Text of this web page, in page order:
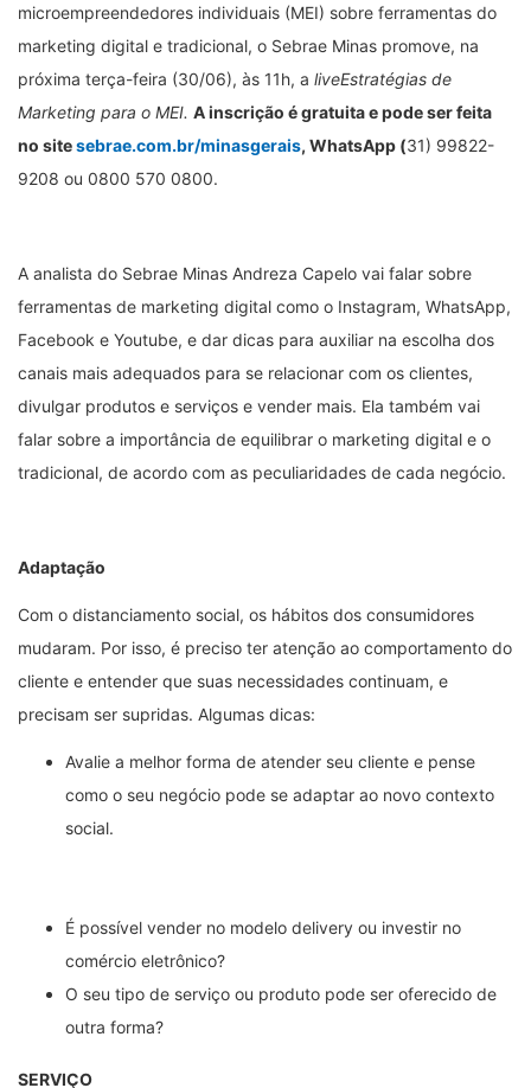
microempreendedores individuais (MEI) sobre ferramentas do
marketing digital e tradicional, o Sebrae Minas promove, na
próxima terça-feira (30/06), às 11h, a liveEstratégias de
Marketing para o MEI. A inscrição é gratuita e pode ser feita
no sitesebrae.com.br/minasgerais, WhatsApp (31) 99822-
9208 ou 0800 570 0800.
A analista do Sebrae Minas Andreza Capelo vai falar sobre
ferramentas de marketing digital como o Instagram, WhatsApp,
Facebook e Youtube, e dar dicas para auxiliar na escolha dos
canais mais adequados para se relacionar com os clientes,
divulgar produtos e serviços e vender mais. Ela também vai
falar sobre a importância de equilibrar o marketing digital e o
tradicional, de acordo com as peculiaridades de cada negócio.
Adaptação
Com o distanciamento social, os hábitos dos consumidores
mudaram. Por isso, é preciso ter atenção ao comportamento do
cliente e entender que suas necessidades continuam, e
precisam ser supridas. Algumas dicas:
Avalie a melhor forma de atender seu cliente e pense
como o seu negócio pode se adaptar ao novo contexto
social.
É possível vender no modelo delivery ou investir no
comércio eletrônico?
O seu tipo de serviço ou produto pode ser oferecido de
outra forma?
SERVIÇO